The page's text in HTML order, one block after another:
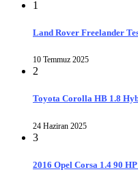
1
Land Rover Freelander
10 Temmuz 2025
2
Toyota Corolla HB 1.8
24 Haziran 2025
3
2016 Opel Corsa 1.4 90 HP